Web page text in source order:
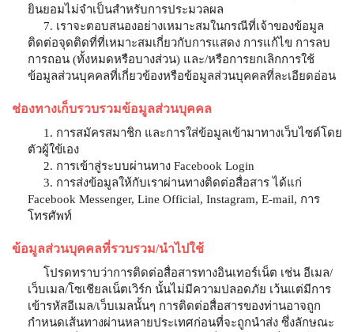
ยินยอมไม่จำเป็นสำหรับการประมวลผล
7. เราจะตอบสนองอย่างเหมาะสมในกรณีที่เจ้าของข้อมูล
ติดต่อจุดติดที่ที่เหมาะสมเกี่ยวกับการแสดง การแก้ไข การลบ
การถอน (ทั้งหมดหรือบางส่วน) และ/หรือการยกเลิกการใช้
ข้อมูลส่วนบุคคลที่เกี่ยวข้องหรือข้อมูลส่วนบุคคลที่ละเอียดอ่อน
ช่องทางเก็บรวบรวมข้อมูลส่วนบุคคล
1. การสมัครสมาชิก และการใส่ข้อมูลเข้ามาทางเว็บไซต์โดย
ตัวผู้ใข้เอง
2. การเข้าสู่ระบบผ่านทาง Facebook Login
3. การส่งข้อมูลให้กับเราผ่านทางติดต่อสื่อสาร ได้แก่
Facebook Messenger, Line Official, Instagram, E-mail, การ
โทรศัพท์
ข้อมูลส่วนบุคคลที่รวบรวม/นำไปใช้
โปรดทราบว่าการติดต่อสื่อสารทางอินเทอร์เน็ต เช่น อีเมล/
เว็บเมล/โซเชียลเน็ตเวิร์ก นั้นไม่มีความปลอดภัย เว้นแต่มีการ
เข้ารหัสอีเมล/เว็บเมลนั้นๆ การติดต่อสื่อสารของท่านอาจถูก
กำหนดเส้นทางผ่านหลายประเทศก่อนที่จะถูกนำส่ง ซึ่งลักษณะ